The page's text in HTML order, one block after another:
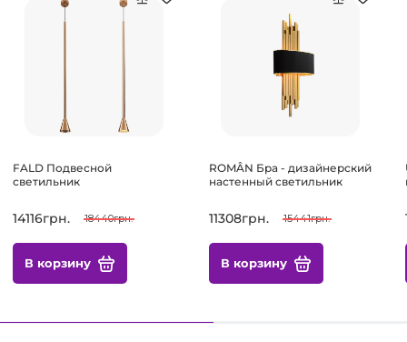
FALD Подвесной
светильник
14116грн. 18440грн.
В корзину
ROMÂN Бра - дизайнерский
настенный светильник
11308грн. 15441грн.
В корзину